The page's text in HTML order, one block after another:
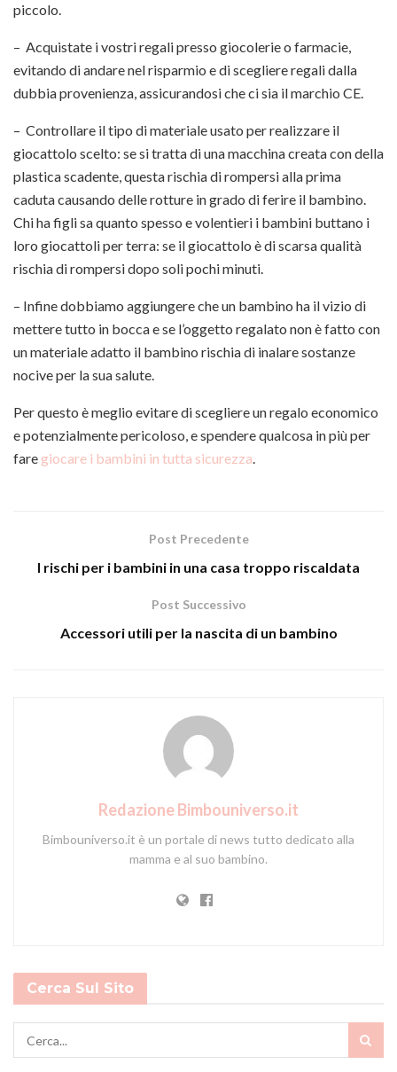
piccolo.
– Acquistate i vostri regali presso giocolerie o farmacie,
evitando di andare nel risparmio e di scegliere regali dalla
dubbia provenienza, assicurandosi che ci sia il marchio CE.
– Controllare il tipo di materiale usato per realizzare il
giocattolo scelto: se si tratta di una macchina creata con della
plastica scadente, questa rischia di rompersi alla prima
caduta causando delle rotture in grado di ferire il bambino.
Chi ha figli sa quanto spesso e volentieri i bambini buttano i
loro giocattoli per terra: se il giocattolo è di scarsa qualità
rischia di rompersi dopo soli pochi minuti.
– Infine dobbiamo aggiungere che un bambino ha il vizio di
mettere tutto in bocca e se l’oggetto regalato non è fatto con
un materiale adatto il bambino rischia di inalare sostanze
nocive per la sua salute.
Per questo è meglio evitare di scegliere un regalo economico
e potenzialmente pericoloso, e spendere qualcosa in più per
fare giocare i bambini in tutta sicurezza.
Post Precedente
I rischi per i bambini in una casa troppo riscaldata
Post Successivo
Accessori utili per la nascita di un bambino
Redazione Bimbouniverso.it
Bimbouniverso.it è un portale di news tutto dedicato alla
mamma e al suo bambino.
Cerca Sul Sito